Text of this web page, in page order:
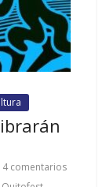
4 comentarios